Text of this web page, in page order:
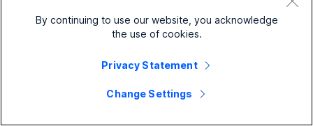
Ha helyi rendszergazdaként vagy más felhasználói
Webex hitelesítő adataival bejelentkezhet az eszköz
webes felületének bejelentkezési oldaláról. A
hozzáférési szint az Önhöz rendelt szerepkörtől függ.
By continuing to use our website, you acknowledge
the use of cookies.
Privacy Statement
Change Settings